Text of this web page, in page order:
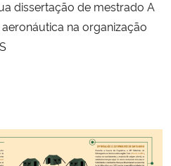
dissertação de mestrado A
na organização